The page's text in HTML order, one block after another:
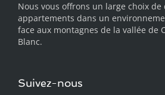
Nous vous offrons un large choix de
appartements dans un
face aux montagnes de la vallée de
Blanc.
Suivez-nous